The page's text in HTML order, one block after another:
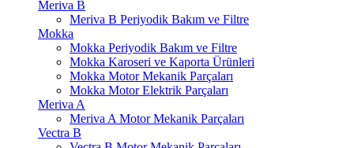
Meriva B
Meriva B Periyodik Bakım ve Filtre
Mokka
Mokka Periyodik Bakım ve Filtre
Mokka Karoseri ve Kaporta Ürünleri
Mokka Motor Mekanik Parçaları
Mokka Motor Elektrik Parçaları
Meriva A
Meriva A Motor Mekanik Parçaları
Vectra B